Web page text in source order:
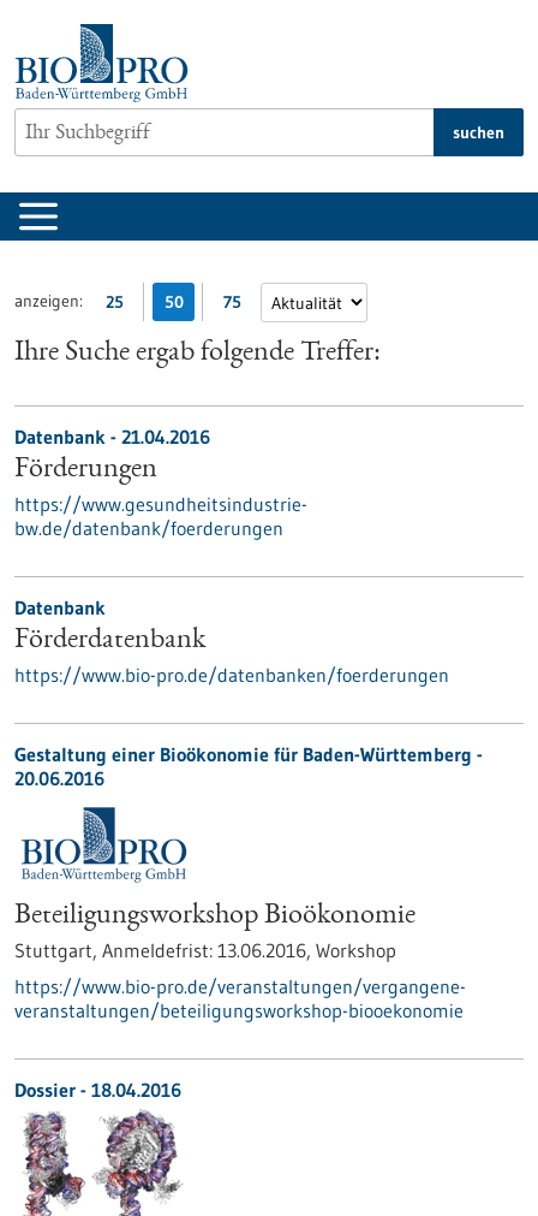
springen
suchen
anzeigen: 25 50 75
Ihre Suche ergab folgende Treffer:
Datenbank - 21.04.2016
Förderungen
https://www.gesundheitsindustrie-
bw.de/datenbank/foerderungen
Datenbank
Förderdatenbank
https://www.bio-pro.de/datenbanken/foerderungen
Gestaltung einer Bioökonomie für Baden-Württemberg -
20.06.2016
Beteiligungsworkshop Bioökonomie
Stuttgart, Anmeldefrist: 13.06.2016, Workshop
https://www.bio-pro.de/veranstaltungen/vergangene-
veranstaltungen/beteiligungsworkshop-biooekonomie
Dossier - 18.04.2016